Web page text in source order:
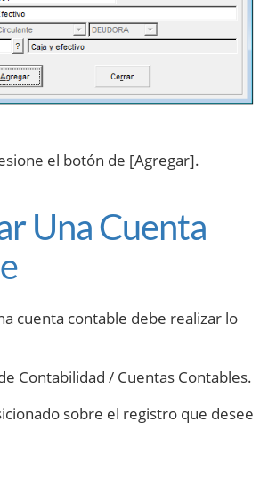
el botón de [Agregar].
Una Cuenta
cuenta contable debe realizar lo
Contabilidad / Cuentas Contables.
sobre el registro que desee